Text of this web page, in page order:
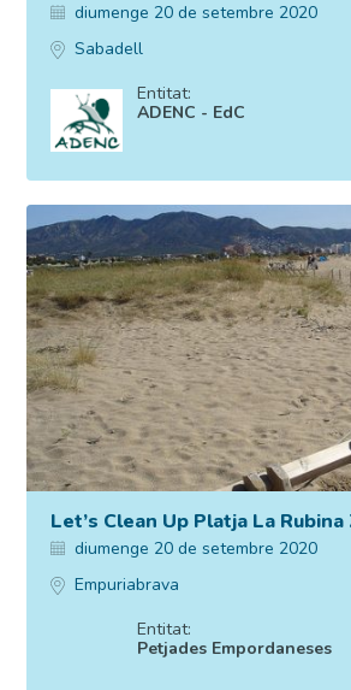
diumenge 20 de setembre 2020
Sabadell
Entitat:
ADENC - EdC
Let’s Clean Up Platja La
diumenge 20 de setembre 2020
Empuriabrava
Entitat:
Petjades Empordaneses